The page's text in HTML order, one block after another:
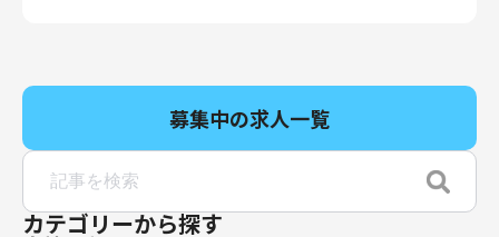
募集中の求人一覧
カテゴリーから探す